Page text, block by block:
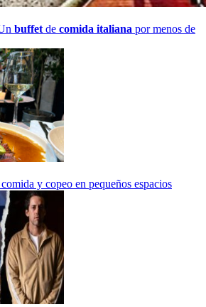
buffetde comida italiana por menos de
comida y copeo en pequeños espacios